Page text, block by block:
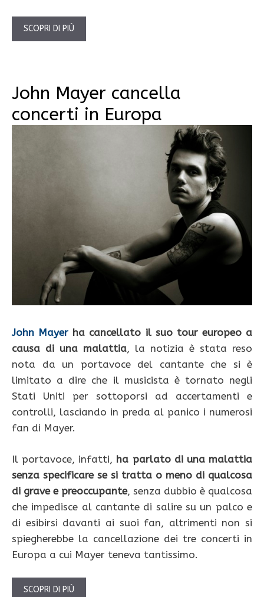
SCOPRI DI PIÙ
John Mayer cancella
concerti in Europa
John Mayer ha cancellato il suo tour europeo a
causa di una malattia, la notizia è stata reso
nota da un portavoce del cantante che si è
limitato a dire che il musicista è tornato negli
Stati Uniti per sottoporsi ad accertamenti e
controlli, lasciando in preda al panico i numerosi
fan di Mayer.
Il portavoce, infatti, ha parlato di una malattia
senza specificare se si tratta o meno di qualcosa
di grave e preoccupante, senza dubbio è qualcosa
che impedisce al cantante di salire su un palco e
di esibirsi davanti ai suoi fan, altrimenti non si
spiegherebbe la cancellazione dei tre concerti in
Europa a cui Mayer teneva tantissimo.
SCOPRI DI PIÙ